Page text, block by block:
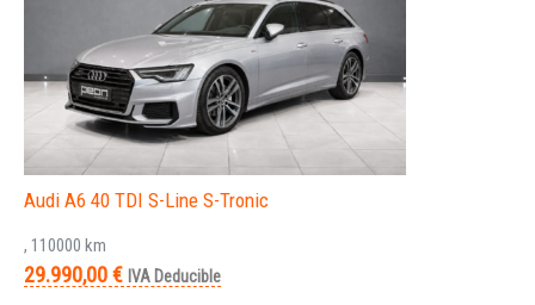
Audi A6 40 TDI S-Line S-Tronic
, 110000 km
29.990,00 € IVA Deducible